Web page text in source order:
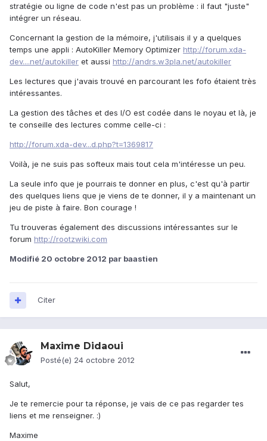
stratégie ou ligne de code n'est pas un problème : il faut "juste"
intégrer un réseau.
Concernant la gestion de la mémoire, j'utilisais il y a quelques
temps une appli : AutoKiller Memory Optimizer http://forum.xda-
dev....net/autokiller et aussi http://andrs.w3pla.net/autokiller
Les lectures que j'avais trouvé en parcourant les fofo étaient très
intéressantes.
La gestion des tâches et des I/O est codée dans le noyau et là, je
te conseille des lectures comme celle-ci :
http://forum.xda-dev...d.php?t=1369817
Voilà, je ne suis pas softeux mais tout cela m'intéresse un peu.
La seule info que je pourrais te donner en plus, c'est qu'à partir
des quelques liens que je viens de te donner, il y a maintenant un
jeu de piste à faire. Bon courage !
Tu trouveras également des discussions intéressantes sur le
forum http://rootzwiki.com
Modifié 20 octobre 2012 par baastien
Citer
Maxime Didaoui
Posté(e) 24 octobre 2012
Salut,
Je te remercie pour ta réponse, je vais de ce pas regarder tes
liens et me renseigner. :)
Maxime